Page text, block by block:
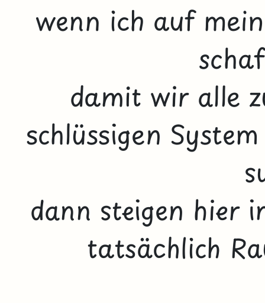
wenn ich auf
damit wir alle
schlüssigen
dann steigen hier
tatsächlich